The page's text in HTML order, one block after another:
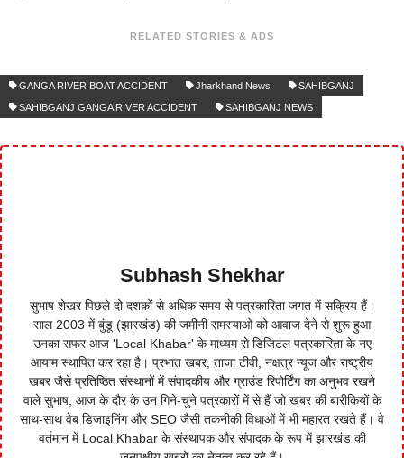
RELATED STORIES & ADS
GANGA RIVER BOAT ACCIDENT Jharkhand News
SAHIBGANJ
SAHIBGANJ GANGA RIVER ACCIDENT
SAHIBGANJ NEWS
Subhash Shekhar
सुभाष शेखर पिछले दो दशकों से अधिक समय से पत्रकारिता जगत में सक्रिय हैं।
साल 2003 में बुंडू (झारखंड) की जमीनी समस्याओं को आवाज देने से शुरू हुआ
उनका सफर आज 'Local Khabar' के माध्यम से डिजिटल पत्रकारिता के नए
आयाम स्थापित कर रहा है। प्रभात खबर, ताजा टीवी, नक्षत्र न्यूज और राष्ट्रीय
खबर जैसे प्रतिष्ठित संस्थानों में संपादकीय और ग्राउंड रिपोर्टिंग का अनुभव रखने
वाले सुभाष, आज के दौर के उन गिने-चुने पत्रकारों में से हैं जो खबर की बारीकियों के
साथ-साथ वेब डिजाइनिंग और SEO जैसी तकनीकी विधाओं में भी महारत रखते हैं। वे
वर्तमान में Local Khabar के संस्थापक और संपादक के रूप में झारखंड की